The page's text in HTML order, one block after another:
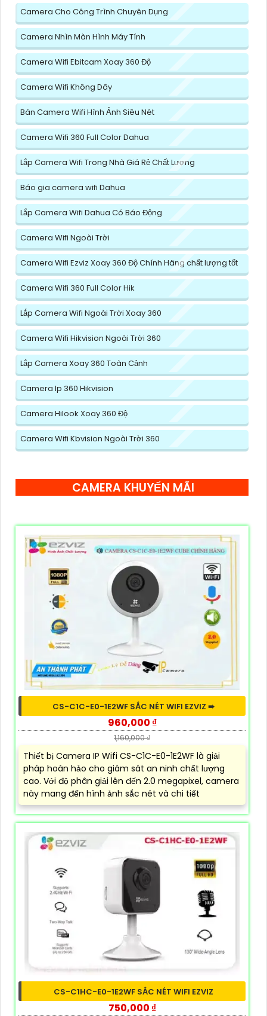
Camera Cho Công Trình Chuyên Dụng
Camera Nhìn Màn Hình Máy Tính
Camera Wifi Ebitcam Xoay 360 Độ
Camera Wifi Không Dây
Bán Camera Wifi Hình Ảnh Siêu Nét
Camera Wifi 360 Full Color Dahua
Lắp Camera Wifi Trong Nhà Giá Rẻ Chất Lượng
Báo gia camera wifi Dahua
Lắp Camera Wifi Dahua Có Báo Động
Camera Wifi Ngoài Trời
Camera Wifi Ezviz Xoay 360 Độ Chính Hãng chất lượng tốt
Camera Wifi 360 Full Color Hik
Lắp Camera Wifi Ngoài Trời Xoay 360
Camera Wifi Hikvision Ngoài Trời 360
Lắp Camera Xoay 360 Toàn Cảnh
Camera Ip 360 Hikvision
Camera Hilook Xoay 360 Độ
Camera Wifi Kbvision Ngoài Trời 360
CAMERA KHUYẾN MÃI
CS-C1C-E0-1E2WF SẮC NÉT WIFI EZVIZ ➠
960,000 ₫
1,160,000 ₫
Thiết bị Camera IP Wifi CS-C1C-E0-1E2WF là giải
pháp hoàn hảo cho giám sát an ninh chất lượng
cao. Với độ phân giải lên đến 2.0 megapixel, camera
này mang đến hình ảnh sắc nét và chi tiết
CS-C1HC-E0-1E2WF SẮC NÉT WIFI EZVIZ
750,000 ₫